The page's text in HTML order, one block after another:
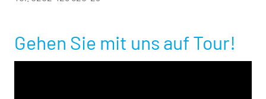
Gehen Sie mit uns auf Tour!